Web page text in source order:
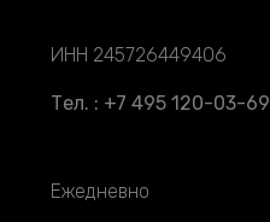
ИНН 245726449406
Тел. : +7 495 120-03-69
Ежедневно